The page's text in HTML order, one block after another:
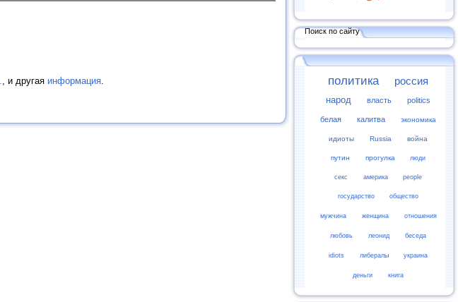
, и другая информация
Поиск по сайту
политика россия
народ власть politics
белая калитва экономика
идиоты Russia война
путин прогулка люди
секс америка people
государство общество
мужчина женщина отношения
любовь леонид беседа
idiots либералы украина
деньги книга